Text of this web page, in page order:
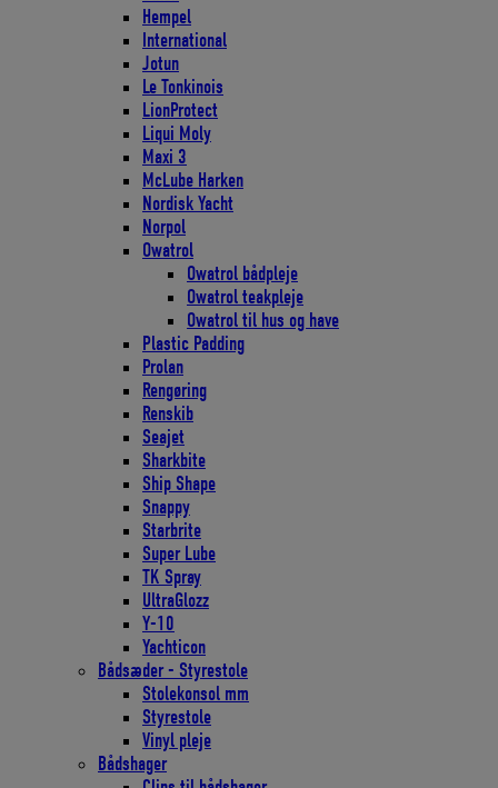
Hempel
International
Jotun
Le Tonkinois
LionProtect
Liqui Moly
Maxi 3
McLube Harken
Nordisk Yacht
Norpol
Owatrol
Owatrol bådpleje
Owatrol teakpleje
Owatrol til hus og have
Plastic Padding
Prolan
Rengøring
Renskib
Seajet
Sharkbite
Ship Shape
Snappy
Starbrite
Super Lube
TK Spray
UltraGlozz
Y-10
Yachticon
Bådsæder - Styrestole
Stolekonsol mm
Styrestole
Vinyl pleje
Bådshager